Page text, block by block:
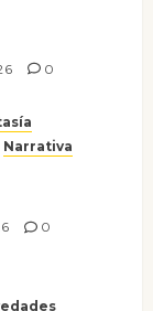
0
Narrativa
0